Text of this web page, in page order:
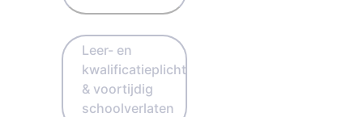
Leer- en
kwalificatieplicht
& voortijdig
schoolverlaten